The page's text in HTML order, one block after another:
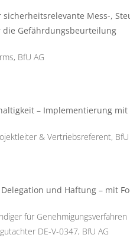
Mess-,
die Gefährdungsbeurteilung
BfU AG
– Implementierung mit
& Vertriebsreferent,
und Haftung – mit
für
DE-V-0347, BfU AG